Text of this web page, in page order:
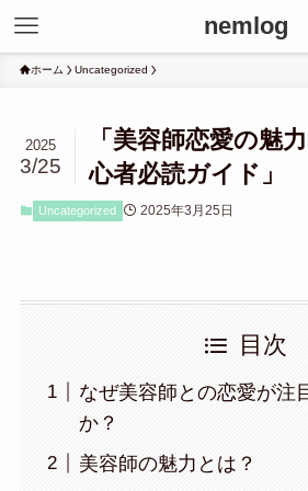
nemlog
ホーム Uncategorized
「美容師恋愛の魅
心者必読ガイド」
2025
3/25
Uncategorized 2025年3月25日
目次
なぜ美容師との恋愛が注
か？
美容師の魅力とは？